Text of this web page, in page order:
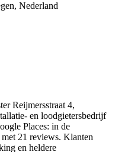
Nederland
Reijmersstraat 4,
en loodgietersbedrijf
Places: in de
met 21 reviews. Klanten
en heldere